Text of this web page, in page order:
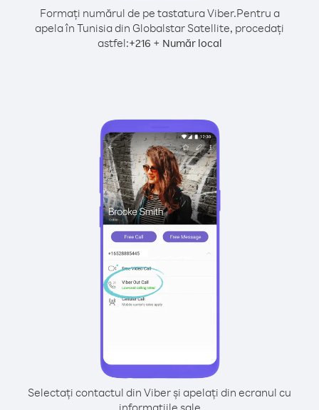
Formați numărul de pe tastatura Viber.Pentru a
apela în Tunisia din Globalstar Satellite, procedați
astfel:+216 + Număr local
Selectați contactul din Viber și apelați din ecranul cu
informațiile sale